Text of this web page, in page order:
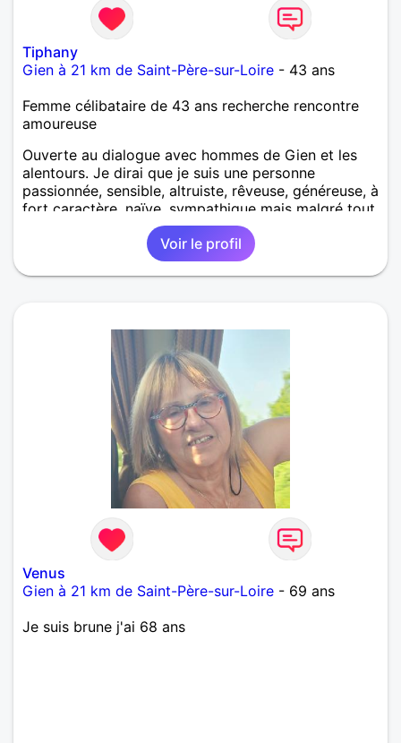
Tiphany
Gien à 21 km de Saint-Père-sur-Loire - 43 ans
Femme célibataire de 43 ans recherche rencontre
amoureuse
Ouverte au dialogue avec hommes de Gien et les
alentours. Je dirai que je suis une personne
passionnée, sensible, altruiste, rêveuse, généreuse, à
fort caractère, naïve, sympathique mais malgré tout
avec la tête sur les épaules. On dis de moi que je
suis drôle, loyale, très gentille, franche (un peu trop
parfois), adorable, tendre et intelligente.
Voir le profil
Venus
Gien à 21 km de Saint-Père-sur-Loire - 69 ans
Je suis brune j'ai 68 ans